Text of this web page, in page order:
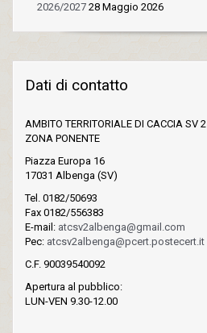
2026/2027 28 Maggio 2026
Dati di contatto
AMBITO TERRITORIALE DI CACCIA SV 2
ZONA PONENTE
Piazza Europa 16
17031 Albenga (SV)
Tel. 0182/50693
Fax 0182/556383
E-mail: atcsv2albenga@gmail.com
Pec: atcsv2albenga@pcert.postecert.it
C.F. 90039540092
Apertura al pubblico:
LUN-VEN 9.30-12.00